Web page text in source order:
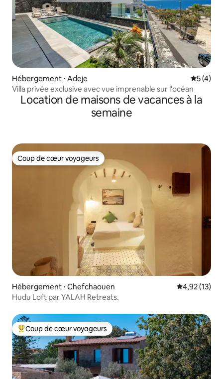
Hébergement ⋅ Adeje
5 (4)
Villa privée exclusive avec vue imprenable sur l'océan
Location de maisons de vacances à la
semaine
Coup de cœur voyageurs
Coup de cœur voyageurs
Hébergement ⋅ Chefchaouen Évaluation
4,92 (13)
Hudu Loft par YALAH Retreats.
Coups de cœur voyageurs les plus appréciés
Coup de cœur voyageurs